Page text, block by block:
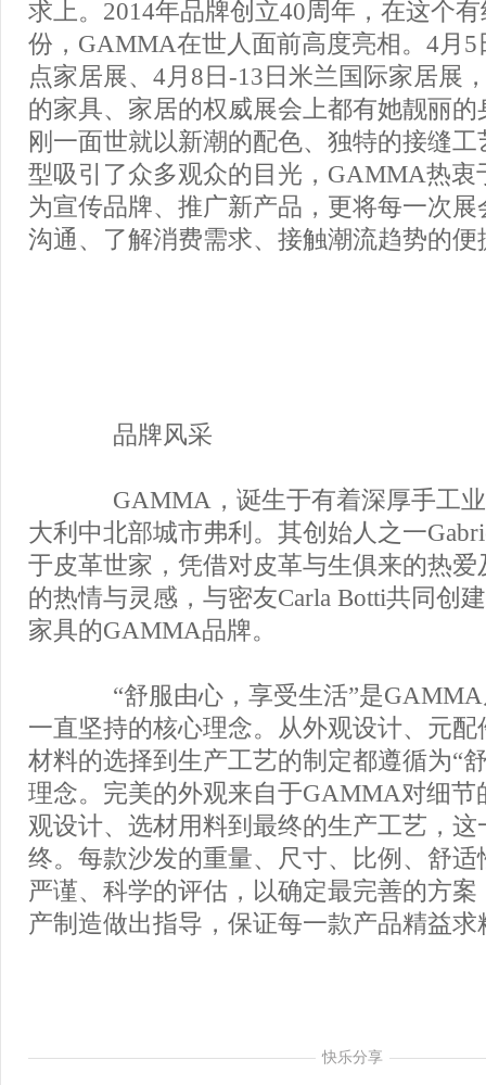
求上。2014年品牌创立40周年，在这个
份，GAMMA在世人面前高度亮相。4月5
点家居展、4月8日-13日米兰国际家居展
的家具、家居的权威展会上都有她靓丽的
刚一面世就以新潮的配色、独特的接缝
型吸引了众多观众的目光，GAMMA热衷
为宣传品牌、推广新产品，更将每一次展
沟通、了解消费需求、接触潮流趋势的便
品牌风采
GAMMA，诞生于有着深厚手工业
大利中北部城市弗利。其创始人之一
于皮革世家，凭借对皮革与生俱来的热爱
的热情与灵感，与密友Carla Botti共同创
家具的GAMMA品牌。
“舒服由心，享受生活”是GAMMA
一直坚持的核心理念。从外观设计、元配
材料的选择到生产工艺的制定都遵循为“
理念。完美的外观来自于GAMMA对细节
观设计、选材用料到最终的生产工艺，这
终。每款沙发的重量、尺寸、比例、舒适
严谨、科学的评估，以确定最完善的方案
产制造做出指导，保证每一款产品精益求
快乐分享